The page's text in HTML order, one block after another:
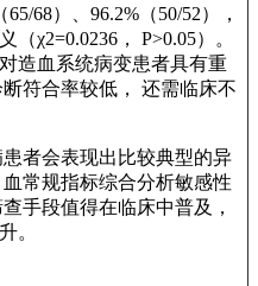
68）、96.2%（50/52），
（χ2=0.0236， P>0.05）。
造血系统病变患者具有重
符合率较低， 还需临床不
者会表现出比较典型的异
常规指标综合分析敏感性
手段值得在临床中普及，
。